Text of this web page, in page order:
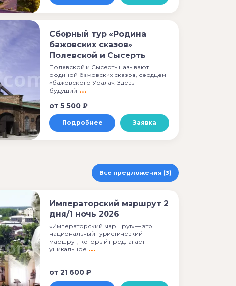
Сборный тур «Родина
бажовских сказов»
Полевской и Сысерть
Полевской и Сысерть называют
родиной бажовских сказов, сердцем
«бажовского Урала». Здесь
будущий
от 5 500 ₽
Подробнее Заявка
Все предложения (3)
Императорский маршрут 2
дня/1 ночь 2026
«Императорский маршрут»— это
национальный туристический
маршрут, который предлагает
уникальное
от 21 600 ₽